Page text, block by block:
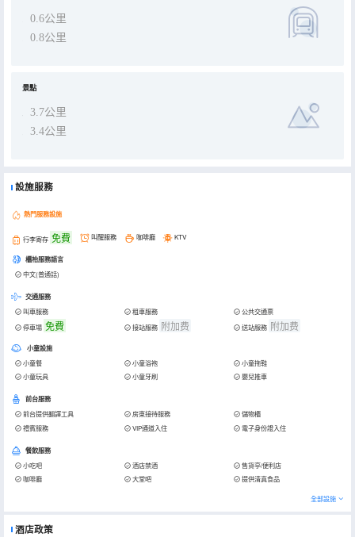
0.6公里
0.8公里
景點
3.7公里
3.4公里
設施服務
熱門服務設施
行李寄存 免費 叫醒服務 咖啡廳 KTV
櫃枱服務語言
中文(普通話)
交通服務
叫車服務 租車服務
公共交通票
停車場 免費 接站服務 附加费 送站服務 附加费
小童設施
小童餐 小童浴袍
小童拖鞋
小童玩具
小童牙刷 嬰兒推車
前台服務
前台提供翻譯工具 房東接待服務
儲物櫃
禮賓服務
VIP通道入住 電子身份證入住
餐飲服務
小吃吧 酒店禁酒
售貨亭/便利店
咖啡廳
大堂吧 提供清真食品
全部設施
酒店政策